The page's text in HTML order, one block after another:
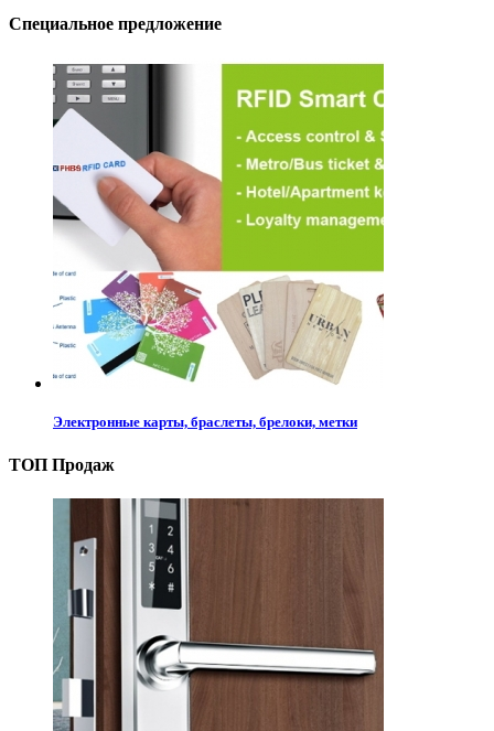
Специальное предложение
Электронные карты, браслеты, брелоки, метки
ТОП Продаж